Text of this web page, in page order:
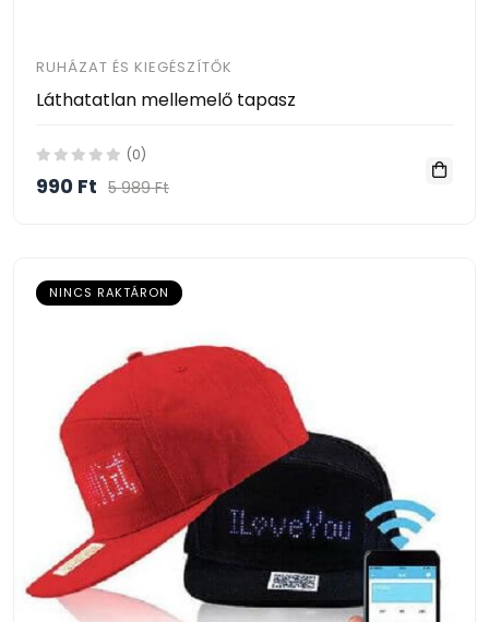
RUHÁZAT ÉS KIEGÉSZÍTŐK
Láthatatlan mellemelő tapasz
(0)
990 Ft 5 989 Ft
NINCS RAKTÁRON